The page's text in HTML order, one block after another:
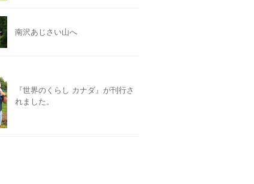
南沢あじさい山へ
『世界のくらし カナダ』が刊行さ
れました。